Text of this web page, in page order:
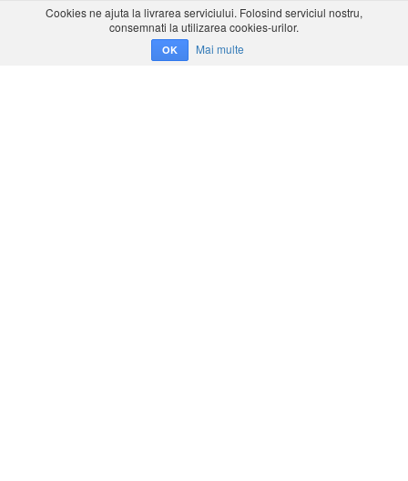
Cookies ne ajuta la livrarea serviciului. Folosind serviciul nostru,
consemnati la utilizarea cookies-urilor.
OK Mai multe